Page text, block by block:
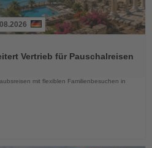
Vertrieb für Pauschalreisen
mit flexiblen Familienbesuchen in